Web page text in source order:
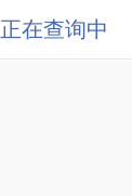
正在查询中